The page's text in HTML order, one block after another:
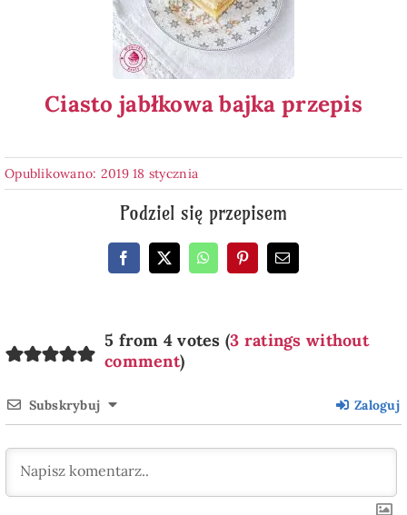
Ciasto jabłkowa bajka przepis
Opublikowano: 2019 18 stycznia
Podziel się przepisem
5 from 4 votes (3 ratings without
comment)
Subskrybuj Zaloguj